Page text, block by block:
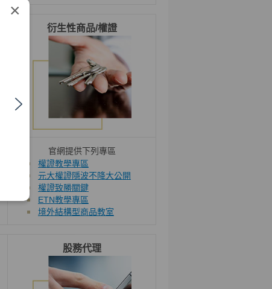
×
衍生性商品/權證
官網提供下列專區
權證教學專區
元大權證隱波不降大公開
權證致勝關鍵
ETN教學專區
境外結構型商品教室
股務代理